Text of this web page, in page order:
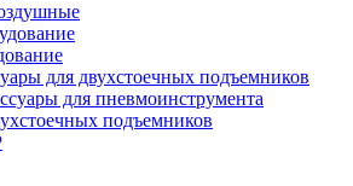
для двухстоечных подъемников
для пневмоинструмента
подъемников